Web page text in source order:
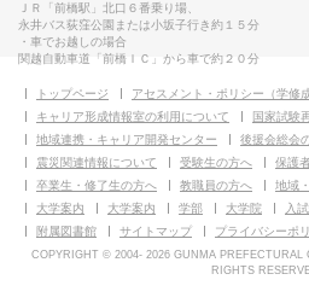
ＪＲ「前橋駅」北口６番乗り場、
永井バス荻窪公園または小坂子行き約１５分
・車でお越しの場合
関越自動車道「前橋ＩＣ」から車で約２０分
トップページ
アセスメント・ポリシー（学修
キャリア形成情報室の利用について
国家試験
地域連携・キャリア開発センター
後援会総会
震災関連情報について
受験生の方へ 保護
卒業生・修了生の方へ
教職員の方へ 地域
大学案内
大学案内 学部 大学院 入
附属図書館
サイトマップ プライバシーポ
COPYRIGHT © 2004- 2026 GUNMA PREFECTURAL
RIGHTS